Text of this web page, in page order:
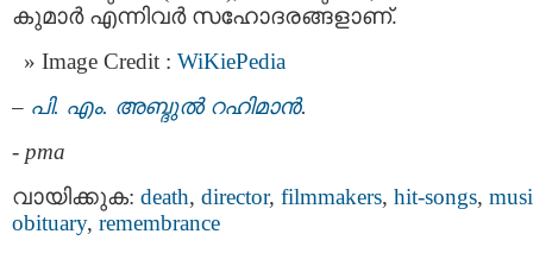
കുമാർ എന്നിവര്‍ സഹോദരങ്ങളാണ്.
Image Credit : WiKiePedia
– പി. എം. അബ്ദുല്‍ റഹിമാന്‍.
- pma
വായിക്കുക: death, director, filmmakers, hit-songs,
obituary, remembrance